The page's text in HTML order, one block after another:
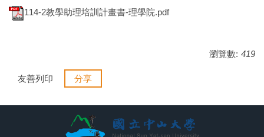
114-2教學助理培訓計畫書-理學院.pdf
瀏覽數: 419
友善列印 分享